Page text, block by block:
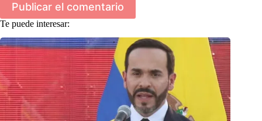
Publicar el comentario
Te puede interesar: